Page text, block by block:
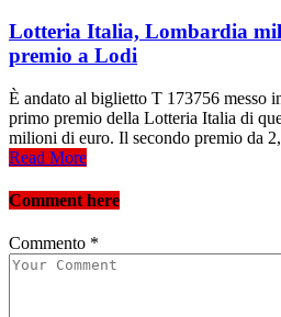
Lotteria Italia, Lombardia
premio a Lodi
È andato al biglietto T 173756 messo
primo premio della Lotteria Italia di
milioni di euro. Il secondo premio da
Read More
Comment here
Commento *